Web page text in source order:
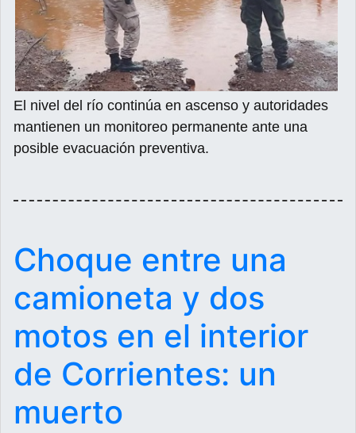
El nivel del río continúa en ascenso y autoridades
mantienen un monitoreo permanente ante una
posible evacuación preventiva.
Choque entre una
camioneta y dos
motos en el interior
de Corrientes: un
muerto